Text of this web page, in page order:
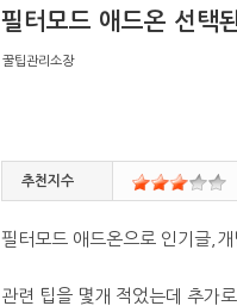
필터모드 애드온 선택
꿀팁관리소장
추천지수
필터모드 애드온으로 인기글,
관련 팁을 몇개 적었는데 추가